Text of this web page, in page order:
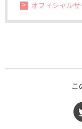
オフィシャルサ
こ